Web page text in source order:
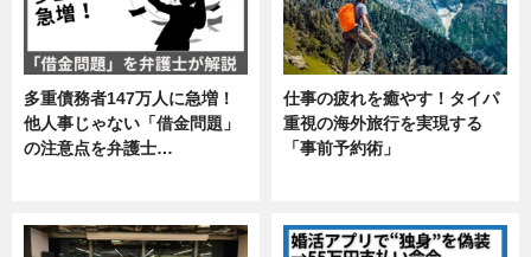
多重債務者147万人に急増！
他人事じゃない「借金問題」
の注意点を弁護士…
仕事の疲れを癒やす！タイパ
重視の海外旅行を実現する
「事前予約術」